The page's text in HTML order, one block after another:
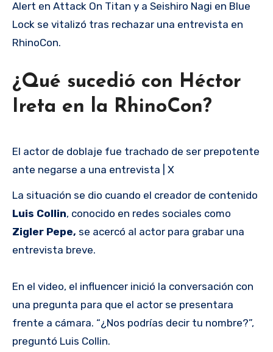
Alert en Attack On Titan y a Seishiro Nagi en Blue
Lock se vitalizó tras rechazar una entrevista en
RhinoCon.
¿Qué sucedió con Héctor
Ireta en la RhinoCon?
El actor de doblaje fue trachado de ser prepotente
ante negarse a una entrevista | X
La situación se dio cuando el creador de contenido
Luis Collin, conocido en redes sociales como
Zigler Pepe, se acercó al actor para grabar una
entrevista breve.
En el video, el influencer inició la conversación con
una pregunta para que el actor se presentara
frente a cámara. “¿Nos podrías decir tu nombre?”,
preguntó Luis Collin.